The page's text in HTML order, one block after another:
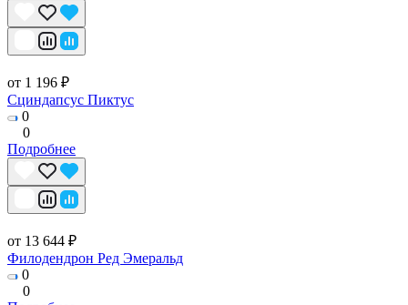
от 1 196 ₽
Сциндапсус Пиктус
0
0
Подробнее
от 13 644 ₽
Филодендрон Ред Эмеральд
0
0